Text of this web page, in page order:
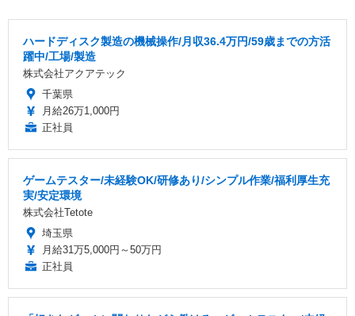
ハードディスク製造の機械操作/月収36.4万円/59歳までの方活
躍中/工場/製造
株式会社アクアテック
千葉県
月給26万1,000円
正社員
ゲームテスター/未経験OK/研修あり/シンプル作業/福利厚生充
実/安定環境
株式会社Tetote
埼玉県
月給31万5,000円～50万円
正社員